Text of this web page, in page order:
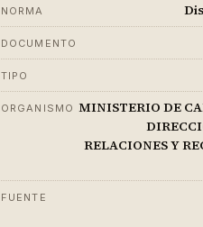
NORMA
DOCUMENTO
TIPO
ORGANISMO MINISTERIO DE
RELACIONES Y
FUENTE